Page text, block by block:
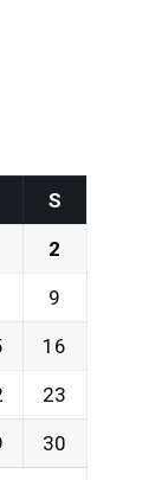
S
2
9
16
23
30